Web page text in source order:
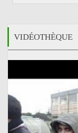
VIDÉOTHÈQUE